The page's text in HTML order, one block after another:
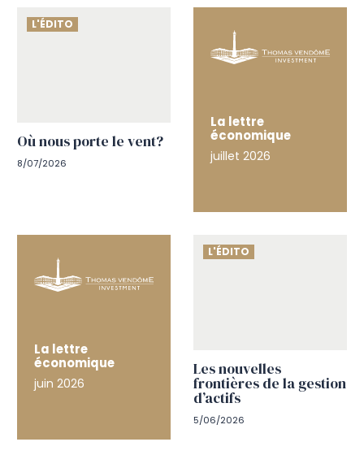
L'ÉDITO
Où nous porte le vent?
8/07/2026
La lettre
économique
juillet 2026
La lettre
économique
juin 2026
L'ÉDITO
Les nouvelles
frontières de la gestion
d’actifs
5/06/2026